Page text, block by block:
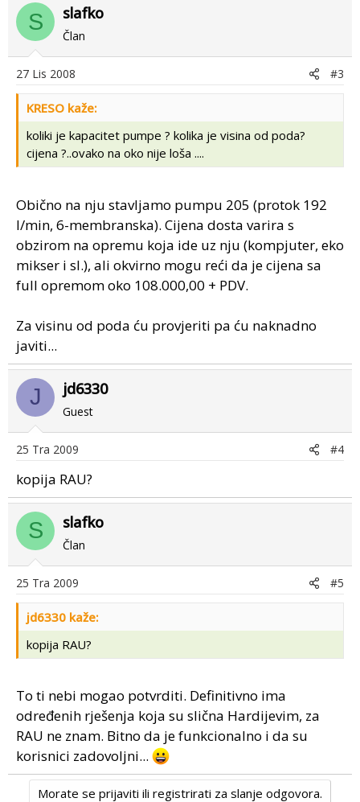
S slafko
Član
27 Lis 2008 #3
KRESO kaže:
koliki je kapacitet pumpe ? kolika je visina od poda?
cijena ?..ovako na oko nije loša ....
Obično na nju stavljamo pumpu 205 (protok 192
l/min, 6-membranska). Cijena dosta varira s
obzirom na opremu koja ide uz nju (kompjuter, eko
mikser i sl.), ali okvirno mogu reći da je cijena sa
full opremom oko 108.000,00 + PDV.
Za visinu od poda ću provjeriti pa ću naknadno
javiti...
J jd6330
Guest
25 Tra 2009 #4
kopija RAU?
S slafko
Član
25 Tra 2009 #5
jd6330 kaže:
kopija RAU?
To ti nebi mogao potvrditi. Definitivno ima
određenih rješenja koja su slična Hardijevim, za
RAU ne znam. Bitno da je funkcionalno i da su
korisnici zadovoljni...
Morate se prijaviti ili registrirati za slanje odgovora.